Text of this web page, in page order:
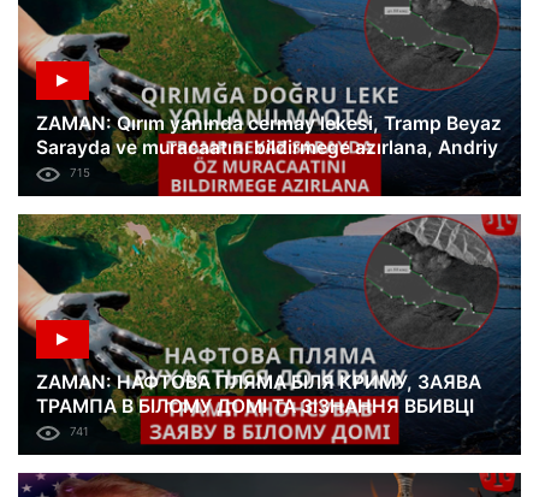
ZAMAN: Qırım yanında cermay lekesi, Tramp Beyaz
Sarayda ve muracaatını bildirmege azırlana, Andriy
Parubiynin qatilin sözleri
715
ZAMAN: НАФТОВА ПЛЯМА БІЛЯ КРИМУ, ЗАЯВА
ТРАМПА В БІЛОМУ ДОМІ ТА ЗІЗНАННЯ ВБИВЦІ
АНДРІЯ ПАРУБІЯ
741